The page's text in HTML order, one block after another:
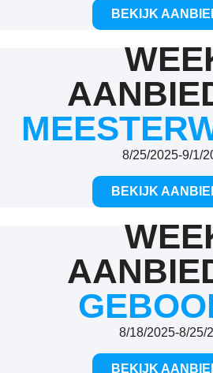
BEKIJK
8/25/2025-9/1/
BEKIJK
8/18/2025-8/25/
BEKIJK